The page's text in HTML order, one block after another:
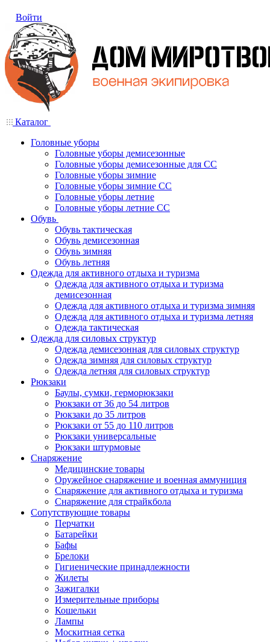
Войти
Каталог
Головные уборы
Головные уборы демисезонные
Головные уборы демисезонные для СС
Головные уборы зимние
Головные уборы зимние СС
Головные уборы летние
Головные уборы летние СС
Обувь
Обувь тактическая
Обувь демисезонная
Обувь зимняя
Обувь летняя
Одежда для активного отдыха и туризма
Одежда для активного отдыха и туризма
демисезонная
Одежда для активного отдыха и туризма зимняя
Одежда для активного отдыха и туризма летняя
Одежда тактическая
Одежда для силовых структур
Одежда демисезонная для силовых структур
Одежда зимняя для силовых структур
Одежда летняя для силовых структур
Рюкзаки
Баулы, сумки, герморюкзаки
Рюкзаки от 36 до 54 литров
Рюкзаки до 35 литров
Рюкзаки от 55 до 110 литров
Рюкзаки универсальные
Рюкзаки штурмовые
Снаряжение
Медицинские товары
Оружейное снаряжение и военная аммуниция
Снаряжение для активного отдыха и туризма
Снаряжение для страйкбола
Сопутствующие товары
Перчатки
Батарейки
Бафы
Брелоки
Гигиенические принадлежности
Жилеты
Зажигалки
Измерительные приборы
Кошельки
Лампы
Москитная сетка